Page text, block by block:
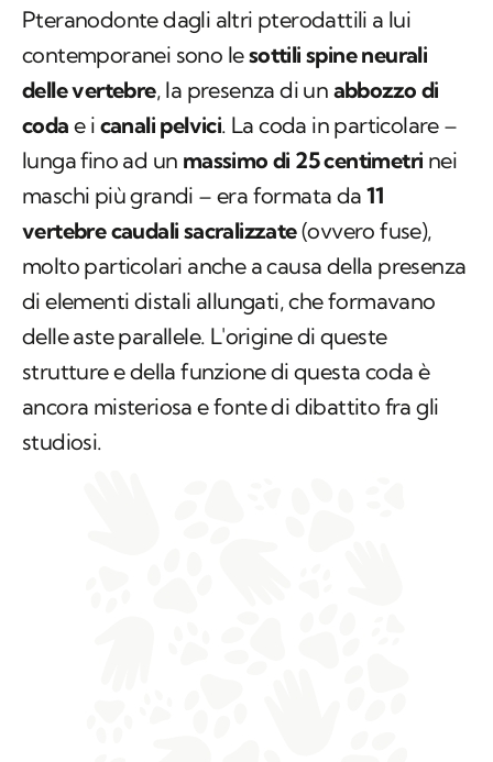
Caratteristica distintiva che distingue lo
Pteranodonte dagli altri pterodattili a lui
contemporanei sono lesottili spine neurali
delle vertebre , la presenza di un abbozzo di
codae icanali pelvici. La coda in particolare –
lunga fino ad unmassimo di 25 centimetri
maschi più grandi – era formata da11
vertebre caudali sacralizzate(ovvero fuse),
molto particolari anche a causa della presenza
di elementi distali allungati, che formavano
delle aste parallele. L'origine di queste
strutture e della funzione di questa coda è
ancora misteriosa e fonte di dibattito fra gli